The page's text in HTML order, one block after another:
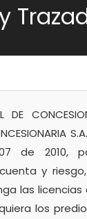
DE
de 2010,
y
las
los